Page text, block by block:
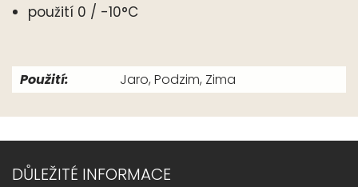
použití 0 / -10°C
Použití: Jaro, Podzim, Zima
DŮLEŽITÉ INFORMACE